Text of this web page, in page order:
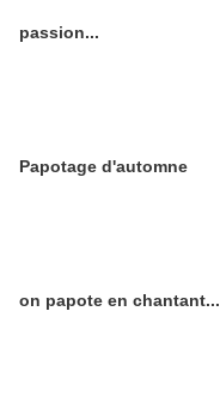
passion...
Papotage d'automne
on papote en chantant...